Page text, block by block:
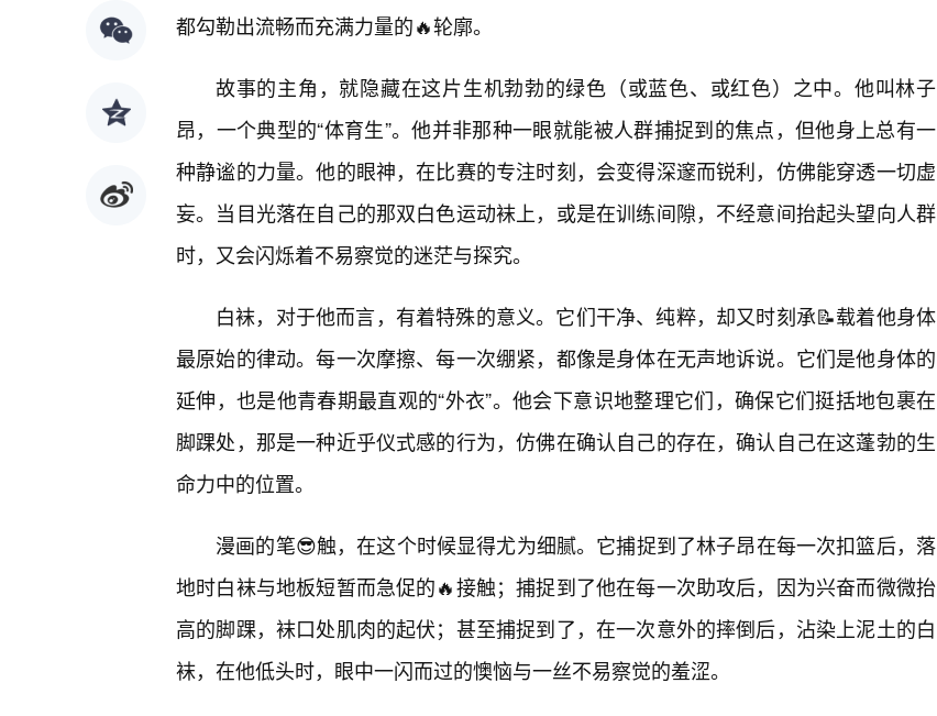
都勾勒出流畅而充满力量的🔥轮廓。
故事的主角，就隐藏在这片生机勃勃的绿色（或蓝色、或红色）之中。他叫林子
昂，一个典型的“体育生”。他并非那种一眼就能被人群捕捉到的焦点，但他身上总有一
种静谧的力量。他的眼神，在比赛的专注时刻，会变得深邃而锐利，仿佛能穿透一切虚
妄。当目光落在自己的那双白色运动袜上，或是在训练间隙，不经意间抬起头望向人群
时，又会闪烁着不易察觉的迷茫与探究。
白袜，对于他而言，有着特殊的意义。它们干净、纯粹，却又时刻承📝载着他身体
最原始的律动。每一次摩擦、每一次绷紧，都像是身体在无声地诉说。它们是他身体的
延伸，也是他青春期最直观的“外衣”。他会下意识地整理它们，确保它们挺括地包裹在
脚踝处，那是一种近乎仪式感的行为，仿佛在确认自己的存在，确认自己在这蓬勃的生
命力中的位置。
漫画的笔😎触，在这个时候显得尤为细腻。它捕捉到了林子昂在每一次扣篮后，落
地时白袜与地板短暂而急促的🔥接触；捕捉到了他在每一次助攻后，因为兴奋而微微抬
高的脚踝，袜口处肌肉的起伏；甚至捕捉到了，在一次意外的摔倒后，沾染上泥土的白
袜，在他低头时，眼中一闪而过的懊恼与一丝不易察觉的羞涩。